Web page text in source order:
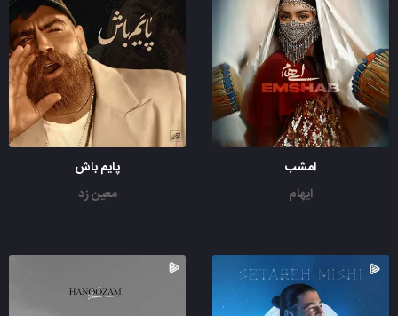
امشب
ایهام
پایم باش
معین زد